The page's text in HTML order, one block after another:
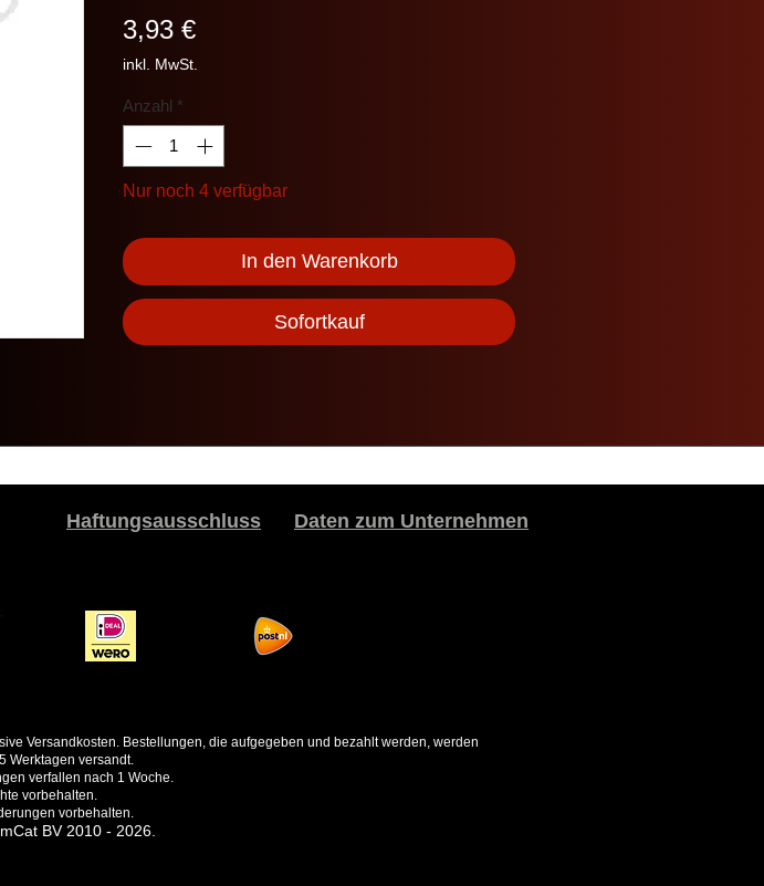
3,93 €Preis
inkl. MwSt.
Anzahl *
Nur noch 4 verfügbar
In den Warenkorb
Sofortkauf
Haftungsausschluss Daten zum Unternehmen
Versandkosten. Bestellungen, die aufgegeben und bezahlt werden, werden
Werktagen versandt.
verfallen nach 1 Woche.
vorbehalten.
vorbehalten.
BV 2010 - 2026.